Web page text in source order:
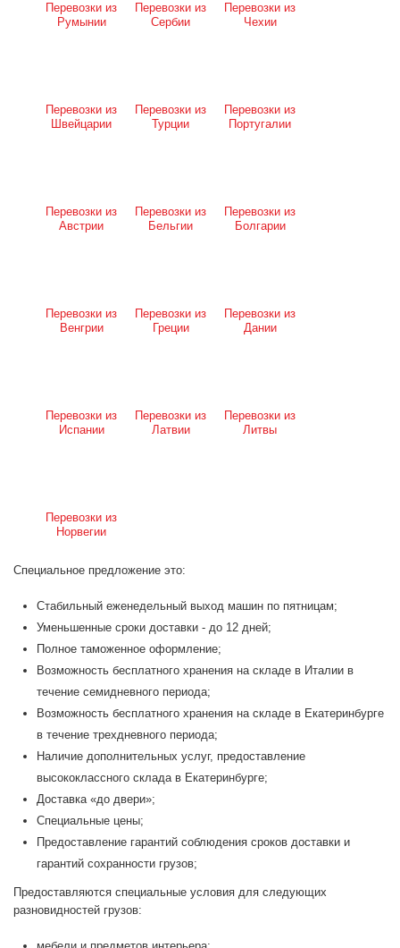
Перевозки из
Румынии
Перевозки из
Сербии
Перевозки из
Чехии
Перевозки из
Швейцарии
Перевозки из
Турции
Перевозки из
Португалии
Перевозки из
Австрии
Перевозки из
Бельгии
Перевозки из
Болгарии
Перевозки из
Венгрии
Перевозки из
Греции
Перевозки из
Дании
Перевозки из
Испании
Перевозки из
Латвии
Перевозки из
Литвы
Перевозки из
Норвегии
Специальное предложение это:
Стабильный еженедельный выход машин по пятницам;
Уменьшенные сроки доставки - до 12 дней;
Полное таможенное оформление;
Возможность бесплатного хранения на складе в Италии в
течение семидневного периода;
Возможность бесплатного хранения на складе в Екатеринбурге
в течение трехдневного периода;
Наличие дополнительных услуг, предоставление
высококлассного склада в Екатеринбурге;
Доставка «до двери»;
Специальные цены;
Предоставление гарантий соблюдения сроков доставки и
гарантий сохранности грузов;
Предоставляются специальные условия для следующих
разновидностей грузов: